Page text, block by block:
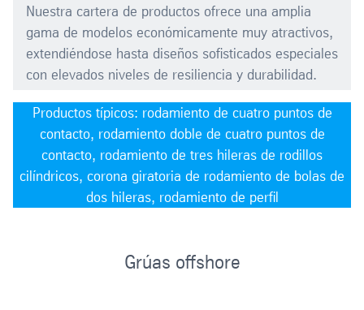
Nuestra cartera de productos ofrece una amplia
gama de modelos económicamente muy atractivos,
extendiéndose hasta diseños sofisticados especiales
con elevados niveles de resiliencia y durabilidad.
Productos típicos: rodamiento de cuatro puntos de
contacto, rodamiento doble de cuatro puntos de
contacto, rodamiento de tres hileras de rodillos
cilíndricos, corona giratoria de rodamiento de bolas de
dos hileras, rodamiento de perfil
Grúas offshore